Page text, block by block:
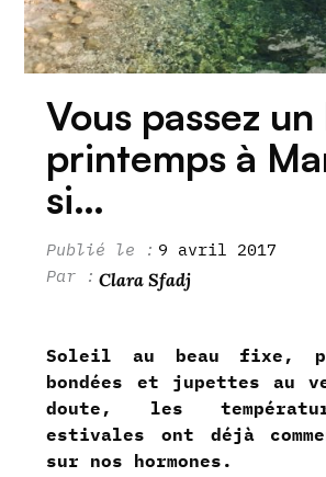
Vous passez
printemps à
si…
9 avril 2017
Clara Sfadj
Soleil au beau fixe,
bondées et jupettes au
doute, les
estivales ont déjà
sur nos hormones.